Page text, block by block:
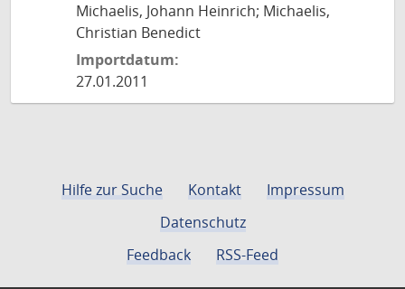
Michaelis, Johann Heinrich; Michaelis,
Christian Benedict
Importdatum:
27.01.2011
Hilfe zur Suche Kontakt
Impressum
Datenschutz
Feedback
RSS-Feed